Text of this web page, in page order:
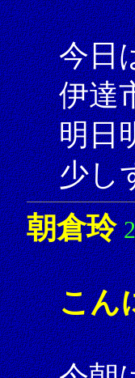
今日
伊達
明日
少し
朝倉玲
こん